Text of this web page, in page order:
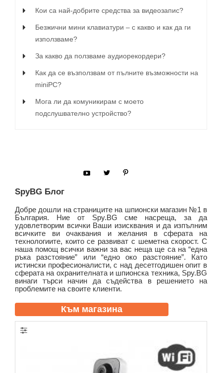
Кои са най-добрите средства за видеозапис?
Безжични мини клавиатури – с какво и как да ги
използваме?
За какво да ползваме аудиорекордери?
Как да се възползвам от пълните възможности на
miniPC?
Мога ли да комуникирам с моето
подслушвателно устройство?
SpyBG Блог
Добре дошли на страниците на шпионски магазин №1 в
България. Ние от Spy.BG сме насреща, за да
удовлетворим всички Ваши изисквания и да изпълним
всичките ви очаквания и желания в сферата на
технологиите, които се развиват с шеметна скорост. С
наша помощ всички важни за вас неща ще са на “една
ръка разстояние” или “едно око разстояние”. Като
истински професионалисти, с над десетгодишен опит в
сферата на охранителната и шпионска техника, Spy.BG
винаги търси начин да съдейства в решението на
проблемите на своите клиенти.
Към магазина